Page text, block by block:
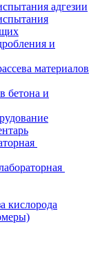
адгезии
и
материалов
бетона и
кислорода